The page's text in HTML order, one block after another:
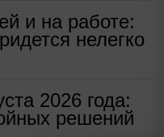
и на работе:
нелегко
2026 года:
решений